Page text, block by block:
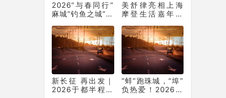
2026“与春同行”
麻城“钓鱼之城”中
决赛盛大启幕
美舒律亮相上海
摩登生活嘉年华
好循环”
新长征 再出发｜
2026于都半程马
“蚌”跑珠城，“埠”
负热爱！2026蚌